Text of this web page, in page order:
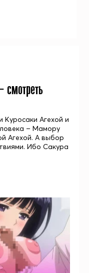
смотреть
Агехой и
– Мамору
Агехой. А выбор
Ибо Сакура